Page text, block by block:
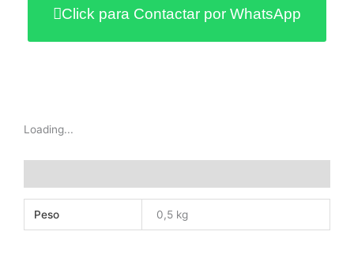
Click para Contactar por WhatsApp
Loading...
Peso 0,5 kg